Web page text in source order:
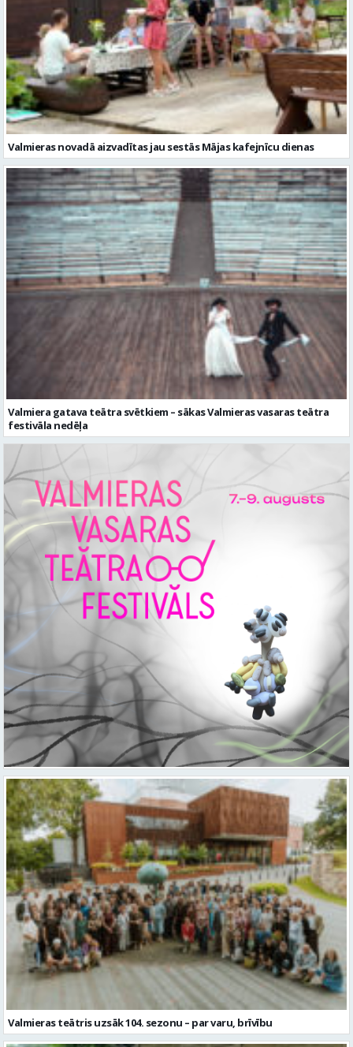
Valmieras novadā aizvadītas jau sestās Mājas kafejnīcu dienas
Valmiera gatava teātra svētkiem – sākas Valmieras vasaras teātra
festivāla nedēļa
Valmieras teātris uzsāk 104. sezonu – par varu, brīvību